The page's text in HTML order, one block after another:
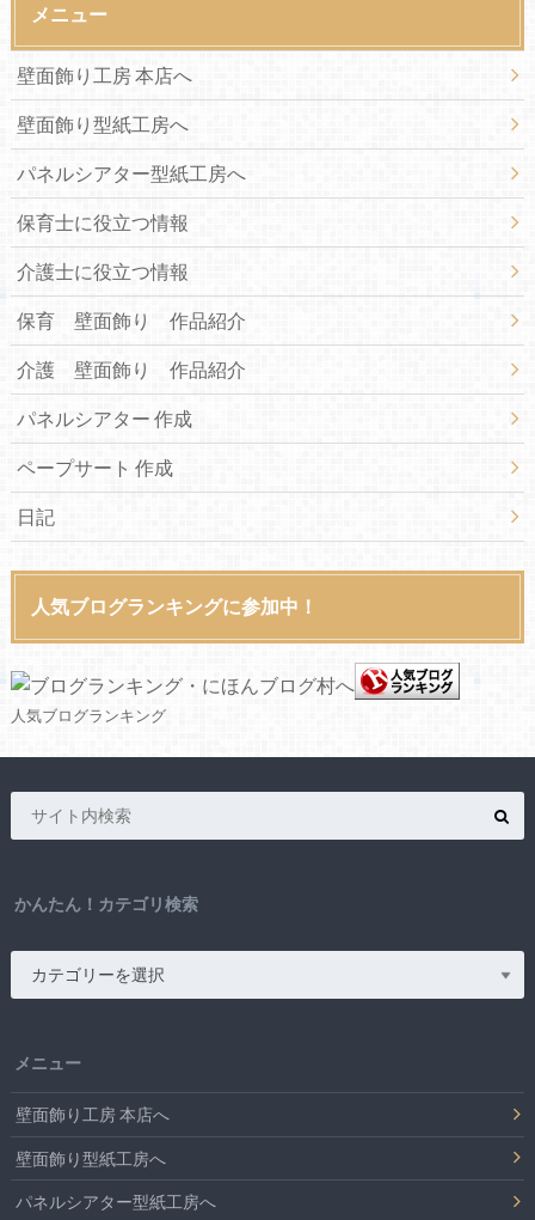
メニュー
壁面飾り工房 本店へ
壁面飾り型紙工房へ
パネルシアター型紙工房へ
保育士に役立つ情報
介護士に役立つ情報
保育 壁面飾り 作品紹介
介護 壁面飾り 作品紹介
パネルシアター 作成
ペープサート 作成
日記
人気ブログランキングに参加中！
人気ブログランキング
かんたん！カテゴリ検索
メニュー
壁面飾り工房 本店へ
壁面飾り型紙工房へ
パネルシアター型紙工房へ